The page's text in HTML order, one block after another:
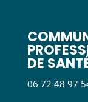
DE
06 72 48 97